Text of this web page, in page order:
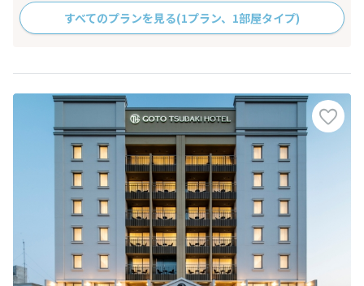
すべてのプランを見る(1プラン、1部屋タイプ)